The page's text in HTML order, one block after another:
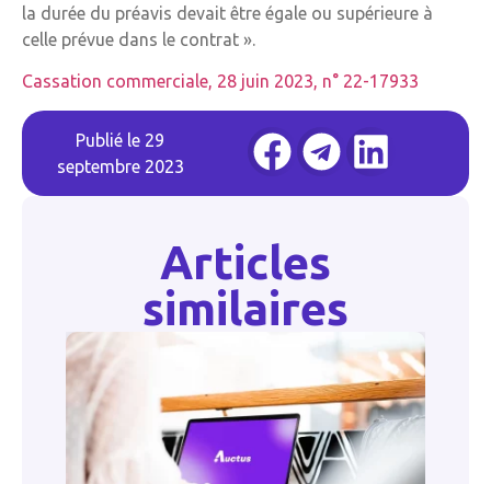
la durée du préavis devait être égale ou supérieure à
celle prévue dans le contrat ».
Cassation commerciale, 28 juin 2023, n° 22-17933
Publié le 29
septembre 2023
Articles
similaires